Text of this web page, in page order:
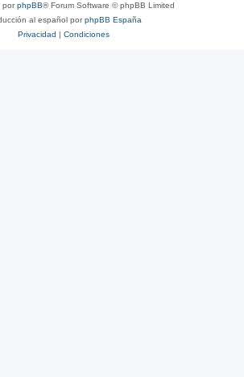
porphpBB® Forum Software © phpBB Limited
al español porphpBB España
Privacidad | Condiciones